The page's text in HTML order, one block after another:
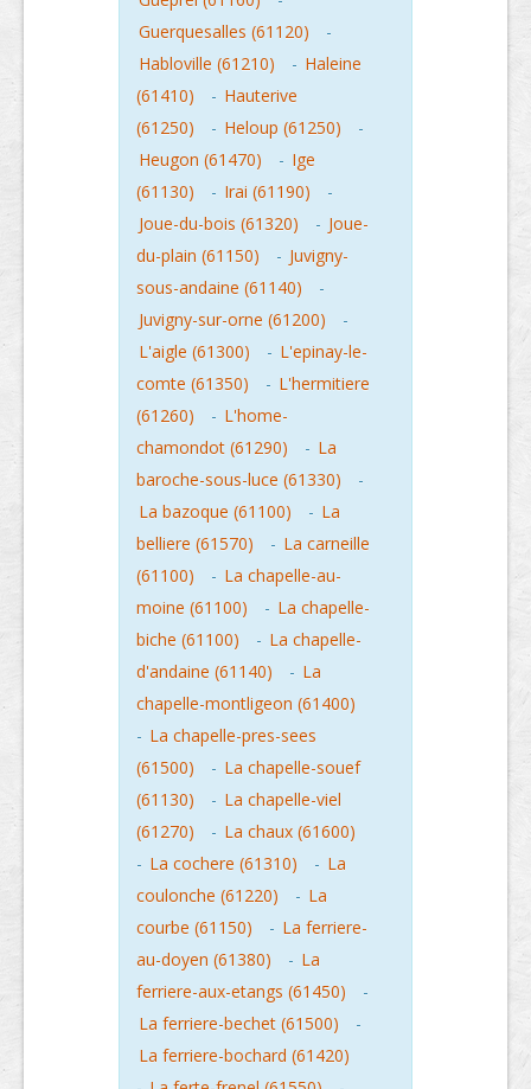
Guerquesalles (61120)
-
Habloville (61210)
- Haleine
(61410)
- Hauterive
(61250)
- Heloup (61250)
-
Heugon (61470)
- Ige
(61130)
- Irai (61190)
-
Joue-du-bois (61320)
- Joue-
du-plain (61150)
- Juvigny-
sous-andaine (61140)
-
Juvigny-sur-orne (61200)
-
L'aigle (61300)
- L'epinay-le-
comte (61350)
- L'hermitiere
(61260)
- L'home-
chamondot (61290)
- La
baroche-sous-luce (61330)
-
La bazoque (61100)
- La
belliere (61570)
- La carneille
(61100)
- La chapelle-au-
moine (61100)
- La chapelle-
biche (61100)
- La chapelle-
d'andaine (61140)
- La
chapelle-montligeon (61400)
- La chapelle-pres-sees
(61500)
- La chapelle-souef
(61130)
- La chapelle-viel
(61270)
- La chaux (61600)
- La cochere (61310) - La
coulonche (61220)
- La
courbe (61150)
- La ferriere-
au-doyen (61380)
- La
ferriere-aux-etangs (61450)
-
La ferriere-bechet (61500)
-
La ferriere-bochard (61420)